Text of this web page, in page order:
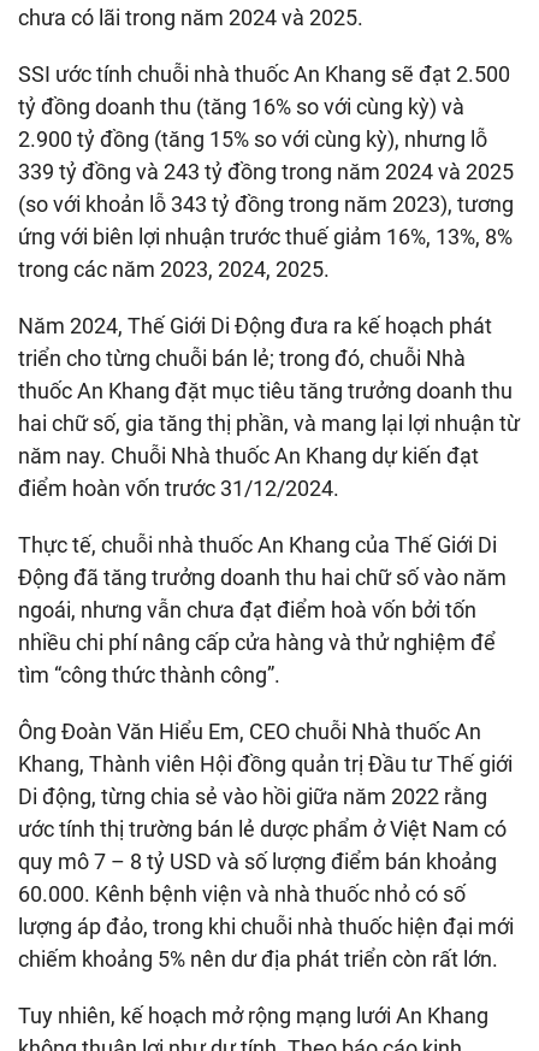
chưa có lãi trong năm 2024 và 2025.
SSI ước tính chuỗi nhà thuốc An Khang sẽ đạt 2.500
tỷ đồng doanh thu (tăng 16% so với cùng kỳ) và
2.900 tỷ đồng (tăng 15% so với cùng kỳ), nhưng lỗ
339 tỷ đồng và 243 tỷ đồng trong năm 2024 và 2025
(so với khoản lỗ 343 tỷ đồng trong năm 2023), tương
ứng với biên lợi nhuận trước thuế giảm 16%, 13%, 8%
trong các năm 2023, 2024, 2025.
Năm 2024, Thế Giới Di Động đưa ra kế hoạch phát
triển cho từng chuỗi bán lẻ; trong đó, chuỗi Nhà
thuốc An Khang đặt mục tiêu tăng trưởng doanh thu
hai chữ số, gia tăng thị phần, và mang lại lợi nhuận từ
năm nay. Chuỗi Nhà thuốc An Khang dự kiến đạt
điểm hoàn vốn trước 31/12/2024.
Thực tế, chuỗi nhà thuốc An Khang của Thế Giới Di
Động đã tăng trưởng doanh thu hai chữ số vào năm
ngoái, nhưng vẫn chưa đạt điểm hoà vốn bởi tốn
nhiều chi phí nâng cấp cửa hàng và thử nghiệm để
tìm “công thức thành công”.
Ông Đoàn Văn Hiểu Em, CEO chuỗi Nhà thuốc An
Khang, Thành viên Hội đồng quản trị Đầu tư Thế giới
Di động, từng chia sẻ vào hồi giữa năm 2022 rằng
ước tính thị trường bán lẻ dược phẩm ở Việt Nam có
quy mô 7 – 8 tỷ USD và số lượng điểm bán khoảng
60.000. Kênh bệnh viện và nhà thuốc nhỏ có số
lượng áp đảo, trong khi chuỗi nhà thuốc hiện đại mới
chiếm khoảng 5% nên dư địa phát triển còn rất lớn.
Tuy nhiên, kế hoạch mở rộng mạng lưới An Khang